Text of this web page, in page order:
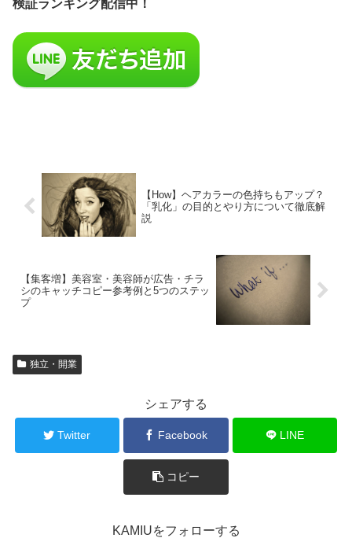
検証ランキング配信中！
【How】ヘアカラーの色持ちもアップ？
「乳化」の目的とやり方について徹底解
説
【集客増】美容室・美容師が広告・チラ
シのキャッチコピー参考例と5つのステッ
プ
独立・開業
シェアする
Twitter Facebook LINE
コピー
KAMIUをフォローする